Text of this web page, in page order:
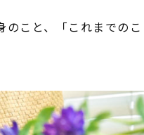
こと、「これまでのこ